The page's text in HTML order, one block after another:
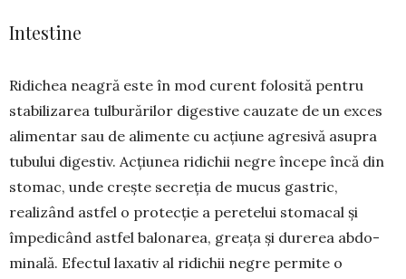
Intestine
Ridichea neagră este în mod curent folosită pentru
stabilizarea tulburărilor digestive cauzate de un exces
alimentar sau de ali­mente cu acțiune agresivă asupra
tubului digestiv. Acțiunea ridichii negre începe încă din
stomac, un­de crește secreția de mucus gas­tric,
realizând astfel o protecție a pere­telui stomacal și
împedicând astfel balonarea, greața și durerea abdo­
minală. Efectul laxativ al ri­di­chii negre permite o